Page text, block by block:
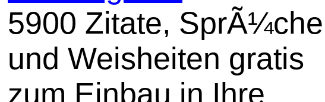
5900 Zitate, SprÃ¼che
und Weisheiten gratis
zum Einbau in Ihre